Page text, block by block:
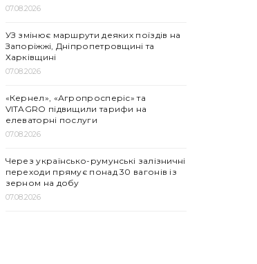
07.08.2026
УЗ змінює маршрути деяких поїздів на
Запоріжжі, Дніпропетровщині та
Харківщині
07.08.2026
«Кернел», «Агропросперіс» та
VITAGRO підвищили тарифи на
елеваторні послуги
07.08.2026
Через українсько-румунські залізничні
переходи прямує понад 30 вагонів із
зерном на добу
07.08.2026